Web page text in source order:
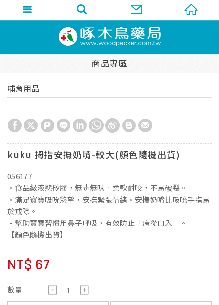
商品專區
哺育用品
kuku 拇指安撫奶嘴-較大(顏色隨機出貨)
056177
•食品級液態矽膠，無毒無味，柔軟耐咬，不易破裂。
•滿足寶寶吸吮慾望，安撫緊張情緒。安撫奶嘴比吸吮手指易
於戒除。
•幫助寶寶習慣用鼻子呼吸，有效防止「病從口入」。
【顏色隨機出貨】
NT$ 67
數量